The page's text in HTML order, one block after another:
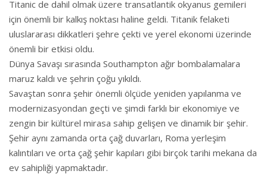
Titanic de dahil olmak üzere transatlantik okyanus gemileri
için önemli bir kalkış noktası haline geldi. Titanik felaketi
uluslararası dikkatleri şehre çekti ve yerel ekonomi üzerinde
önemli bir etkisi oldu.
Dünya Savaşı sırasında Southampton ağır bombalamalara
maruz kaldı ve şehrin çoğu yıkıldı.
Savaştan sonra şehir önemli ölçüde yeniden yapılanma ve
modernizasyondan geçti ve şimdi farklı bir ekonomiye ve
zengin bir kültürel mirasa sahip gelişen ve dinamik bir şehir.
Şehir aynı zamanda orta çağ duvarları, Roma yerleşim
kalıntıları ve orta çağ şehir kapıları gibi birçok tarihi mekana da
ev sahipliği yapmaktadır.